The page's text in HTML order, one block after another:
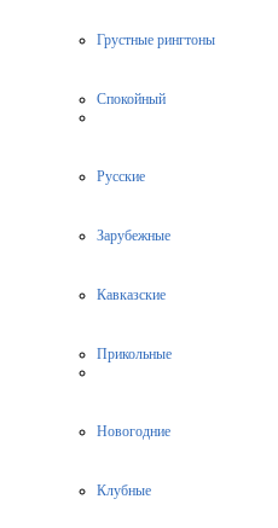
Грустные рингтоны
Спокойный
Русские
Зарубежные
Кавказские
Прикольные
Новогодние
Клубные